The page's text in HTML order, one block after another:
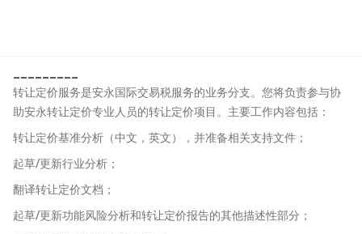
转让定价服务是安永国际交易税服务的业务分支。您将负责参与协
助安永转让定价专业人员的转让定价项目。主要工作内容包括：
转让定价基准分析（中文，英文），并准备相关支持文件；
起草/更新行业分析；
翻译转让定价文档；
起草/更新功能风险分析和转让定价报告的其他描述性部分；